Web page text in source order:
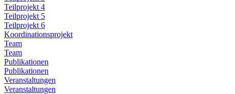
Teilprojekt 4
Teilprojekt 5
Teilprojekt 6
Koordinationsprojekt
Team
Team
Publikationen
Publikationen
Veranstaltungen
Veranstaltungen